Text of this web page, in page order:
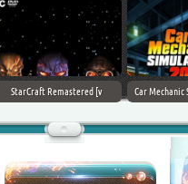
Car Mechanic Simulator 2018 [v
ARK: Survival